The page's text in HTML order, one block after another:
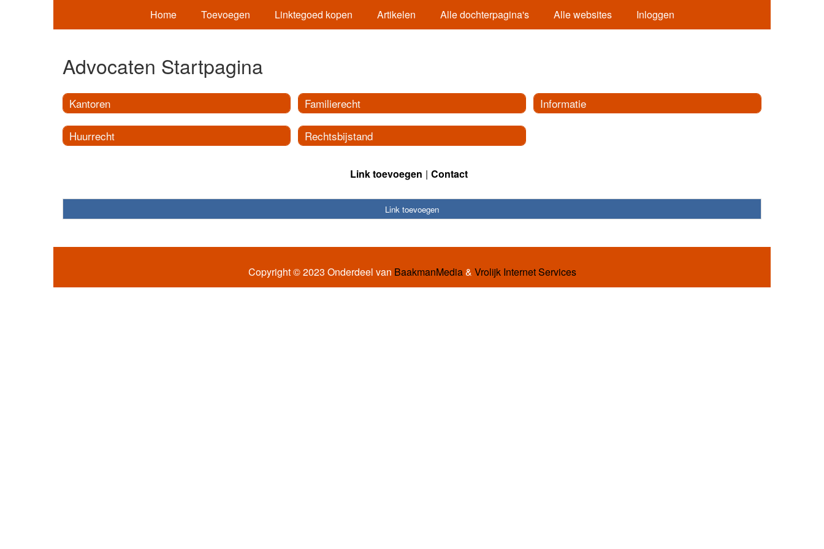
Home Toevoegen Linktegoed kopen Artikelen Alle dochterpagina's Alle websites Inloggen
Advocaten Startpagina
Kantoren
Huurrecht
Familierecht
Rechtsbijstand
Informatie
Link toevoegen Contact
Link toevoegen
Copyright © 2023 Onderdeel van BaakmanMedia& Vrolijk Internet Services